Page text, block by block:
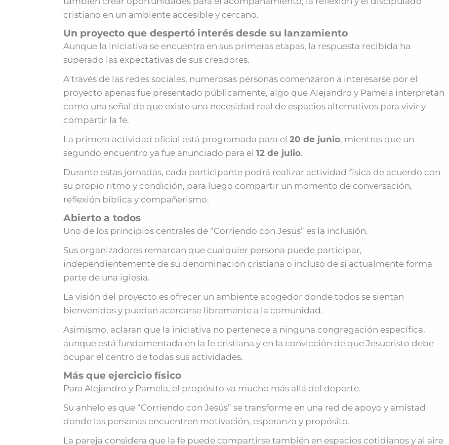
cristiano en un ambiente accesible y cercano.
Un proyecto que despertó interés desde su lanzamiento
Aunque la iniciativa se encuentra en sus primeras etapas, la respuesta recibida ha
superado las expectativas de sus creadores.
A través de las redes sociales, numerosas personas comenzaron a interesarse por el
proyecto apenas fue presentado públicamente, algo que Alejandro y Pamela interpretan
como una señal de que existe una necesidad real de espacios alternativos para vivir y
compartir la fe.
La primera actividad oficial está programada para el 20 de junio, mientras que un
segundo encuentro ya fue anunciado para el 12 de julio.
Durante estas jornadas, cada participante podrá realizar actividad física de acuerdo con
su propio ritmo y condición, para luego compartir un momento de conversación,
reflexión bíblica y compañerismo.
Abierto a todos
Uno de los principios centrales de “Corriendo con Jesús” es la inclusión.
Sus organizadores remarcan que cualquier persona puede participar,
independientemente de su denominación cristiana o incluso de si actualmente forma
parte de una iglesia.
La visión del proyecto es ofrecer un ambiente acogedor donde todos se sientan
bienvenidos y puedan acercarse libremente a la comunidad.
Asimismo, aclaran que la iniciativa no pertenece a ninguna congregación específica,
aunque está fundamentada en la fe cristiana y en la convicción de que Jesucristo debe
ocupar el centro de todas sus actividades.
Más que ejercicio físico
Para Alejandro y Pamela, el propósito va mucho más allá del deporte.
Su anhelo es que “Corriendo con Jesús” se transforme en una red de apoyo y amistad
donde las personas encuentren motivación, esperanza y propósito.
La pareja considera que la fe puede compartirse también en espacios cotidianos y al aire